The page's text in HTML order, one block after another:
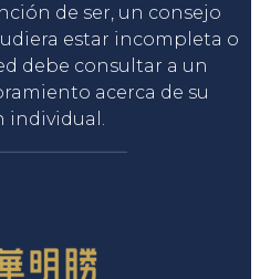
de ser, un consejo
estar incompleta o
debe consultar a un
acerca de su
individual.